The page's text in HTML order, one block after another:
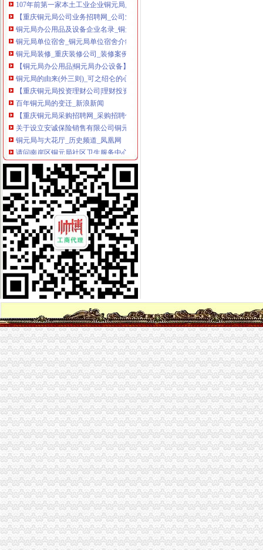
【重庆铜元局公司业务招聘网_公司业务招聘信息】-重庆智联招聘
铜元局办公用品及设备企业名录_铜元局办公用品及设备公司黄页–铜
铜元局单位宿舍_铜元局单位宿舍介绍
铜元局装修_重庆装修公司_装修案例
【铜元局办公用品|铜元局办公设备】-今题铜元局办公用品网
铜元局的由来(外三则)_可之绍仑的心语森林_新浪博客
【重庆铜元局投资理财公司|理财投资产品】-重庆赶集网
百年铜元局的变迁_新浪新闻
【重庆铜元局采购招聘网_采购招聘信息】-重庆智联招聘
关于设立安诚保险销售有限公司铜元局营业部等2家分支机构的批复-
铜元局与大花厅_历史频道_凤凰网
请问南岸区铜元局社区卫生服务中心何时搬迁？_重庆市公开信箱
重庆市国土资源和房屋管理局
铜元局赋(图)_网易新闻
南岸区铜元局监管办开展全国食品安全宣周活动
【重庆铜元局审计验资|公司注册验资|注册公司验资】-重庆赶集网
【重庆铜元局行政经理招聘网_行政经理招聘信息】-重庆智联招聘
关于中国邮政储蓄银行有限责任公司重庆南岸区铜元局支行等10家机构
重庆铜元局公司保洁|重庆铜元局办公用品保洁-重庆比拉网
【重庆铜元局商务办公家具公司|办公家具厂|办公家具定做】-重庆赶集网
南岸区铜元局街道办-城市吧街景地图
轻轨三号线铜元局站到底什么时候开通_重庆市公开信箱
铜元局街道办_电话_地址|在哪里_上班时间-重庆本地宝
后的铜元局：重庆百年“聚宝盆”现已衰败不堪_搜狐文化_搜狐网
【重庆铜元局接待招聘网_接待招聘信息】-重庆智联招聘
铜元局期货_铜元局期货公司_铜元局期货开户-qd8.com.cn
铜元局街道食监办开展餐饮单位油烟污染专项整行动
铜元局街道“两违”办进社区确保换届社区“两违”整工作平稳过渡
户口在南岸区铜元局准生证在哪里办-搜问问
【浙江铜元局大清铜二文版式及其研究】_太雨______新浪博客
【铜元局办公家具维修_铜元局家具维修】-58到家
南岸区铜元局街道办电话,南岸区铜元局街道办电话多少_图吧电话查询
轨道三号线铜元局站预计年内开通-吉屋网
铜元局股票开户_铜元局股票开户服务公司-qd8.com.cn
【铜元局办公耗材回收|铜元局二手办公耗材回收】-今题铜元局办公耗
重庆南岸区铜元局街道食监办开展“柴火”类餐饮单位专项整工
别：男年龄：26地区：重庆重庆南岸区铜元局社区卫生服务中心可以
铜元局食开展蘑菇等三种食用农产品专项抽验工作-重庆市南岸区人民
铜元局-重庆爱问分类
重庆铜元局邮政编码是多少？-家居装修互动问答
关闭的苏州铜元局再起_乐活苏州_中国江苏网
河南铜元局遗址访_收资讯_华夏收网
铜元局办公司
铜元局-重庆爱问分类